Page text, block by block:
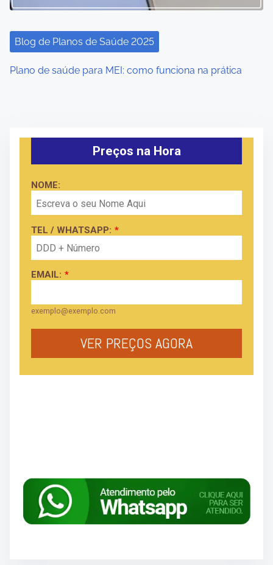
Blog de Planos de Saúde 2025
Plano de saúde para MEI: como funciona na prática